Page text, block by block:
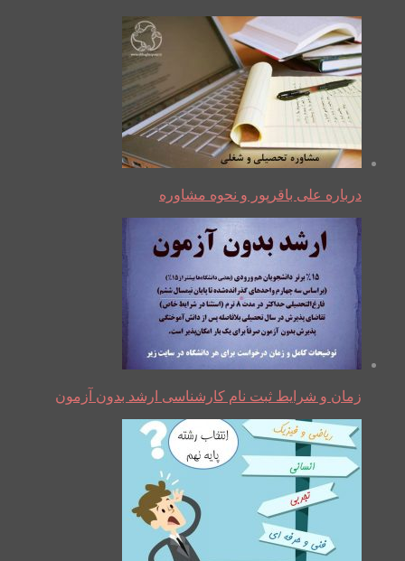
درباره علی باقرپور و نحوه مشاوره
زمان و شرایط ثبت نام کارشناسی ارشد بدون آزمون